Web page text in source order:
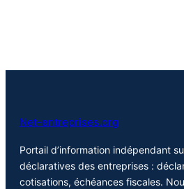
Net-entreprises.org
Portail d’information indépendant
déclaratives des entreprises :
cotisations, échéances fiscales.